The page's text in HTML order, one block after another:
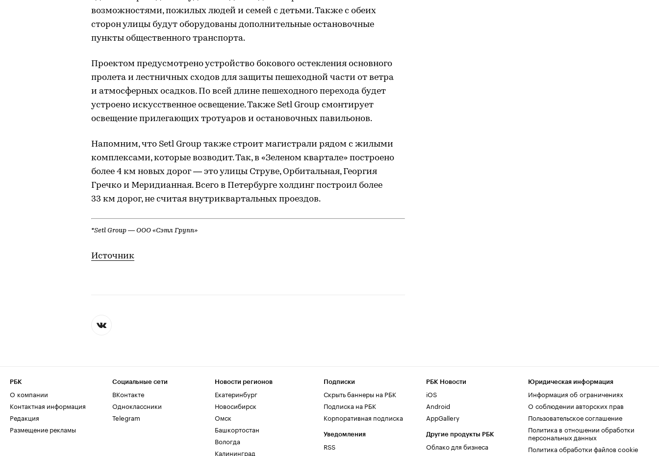
возможностями, пожилых людей и семей с детьми. Также с обеих
сторон улицы будут оборудованы дополнительные остановочные
пункты общественного транспорта.
Проектом предусмотрено устройство бокового остекления основного
пролета и лестничных сходов для защиты пешеходной части от ветра
и атмосферных осадков. По всей длине пешеходного перехода будет
устроено искусственное освещение. Также Setl Group смонтирует
освещение прилегающих тротуаров и остановочных павильонов.
Напомним, что Setl Group также строит магистрали рядом с жилыми
комплексами, которые возводит. Так, в «Зеленом квартале» построено
более 4 км новых дорог — это улицы Струве, Орбитальная, Георгия
Гречко и Меридианная. Всего в Петербурге холдинг построил более
33 км дорог, не считая внутриквартальных проездов.
*Setl Group — ООО «Сэтл Групп»
Источник
РБК
О компании
Контактная информация
Редакция
Размещение рекламы
Социальные сети
ВКонтакте
Одноклассники
Telegram
Новости регионов
Екатеринбург
Новосибирск
Омск
Башкортостан
Вологда
Калининград
Подписки
Скрыть баннеры на РБК
Подписка на РБК
Корпоративная подписка
Уведомления
RSS
РБК Новости
iOS
Android
AppGallery
Другие продукты РБК
Облако для бизнеса
Юридическая информация
Информация об ограничениях
О соблюдении авторских прав
Пользовательское соглашение
Политика в отношении обработки
персональных данных
Политика обработки файлов cookie